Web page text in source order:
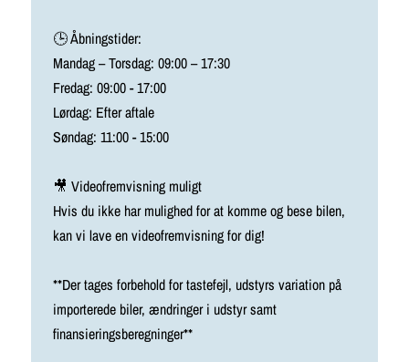
🕒 Åbningstider:
Mandag – Torsdag: 09:00 – 17:30
Fredag: 09:00 - 17:00
Lørdag: Efter aftale
Søndag: 11:00 - 15:00
🎥 Videofremvisning muligt
Hvis du ikke har mulighed for at komme og bese bilen,
kan vi lave en videofremvisning for dig!
**Der tages forbehold for tastefejl, udstyrs variation på
importerede biler, ændringer i udstyr samt
finansieringsberegninger**